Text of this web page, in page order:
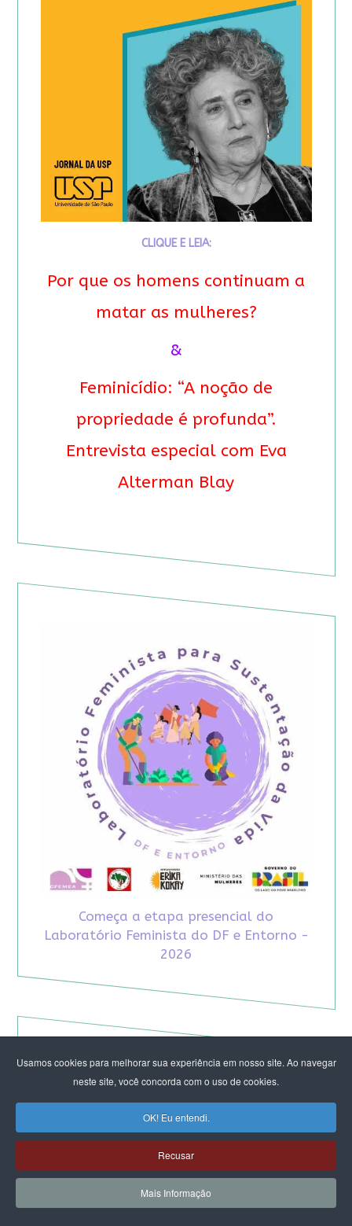
Usamos cookies para melhorar sua experiência em nosso site. Ao navegar
neste site, você concorda com o uso de cookies.
OK! Eu entendi.
Recusar
Mais Informação
CLIQUE E LEIA:
Por que os homens continuam a
matar as mulheres?
&
Feminicídio: “A noção de
propriedade é profunda”.
Entrevista especial com Eva
Alterman Blay
Começa a etapa presencial do
Laboratório Feminista do DF e Entorno -
2026